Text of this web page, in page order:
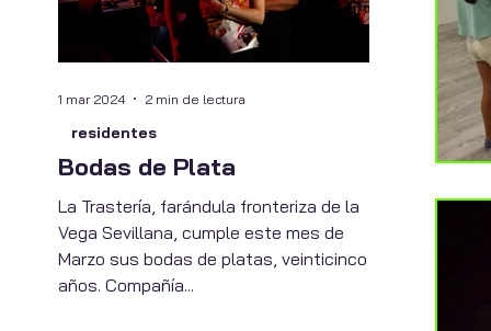
Bodas de Plata
La Trastería, farándula fronteriza de la
Vega Sevillana, cumple este mes de
Marzo sus bodas de platas, veinticinco
años. Compañía...
residentes
1 mar 2024 2 min de lectura
El Centro de
cultura
2